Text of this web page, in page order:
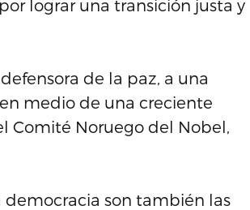
lograr una transición justa y
de la paz, a una
medio de una creciente
Comité Noruego del Nobel,
son también las